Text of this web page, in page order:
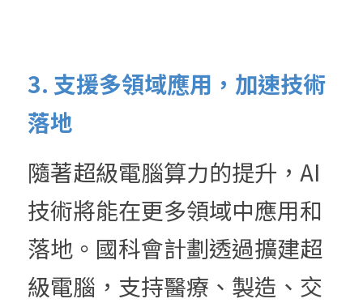
3. 支援多領域應用，加速技術
落地
隨著超級電腦算力的提升，AI
技術將能在更多領域中應用和
落地。國科會計劃透過擴建超
級電腦，支持醫療、製造、交